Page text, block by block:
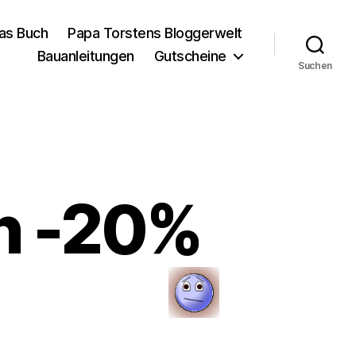
Buch
Papa Torstens Bloggerwelt
Bauanleitungen
Gutscheine
Suchen
-20%